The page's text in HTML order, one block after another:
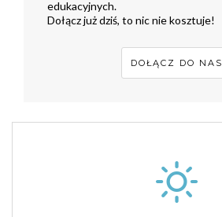
edukacyjnych.
Dołącz już dziś, to nic nie kosztuje!
DOŁĄCZ DO NAS